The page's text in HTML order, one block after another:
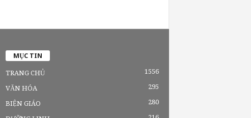
MỤC TIN
TRANG CHỦ 1556
VĂN HÓA 295
BIỆN GIÁO 280